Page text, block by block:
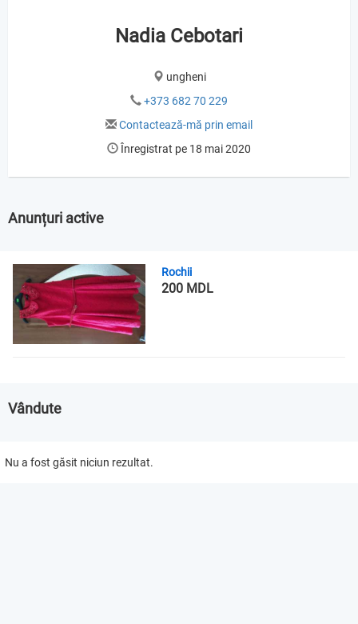
Nadia Cebotari
ungheni
+373 682 70 229
Contactează-mă prin email
Înregistrat pe 18 mai 2020
Anunțuri active
Rochii
200 MDL
Vândute
Nu a fost găsit niciun rezultat.